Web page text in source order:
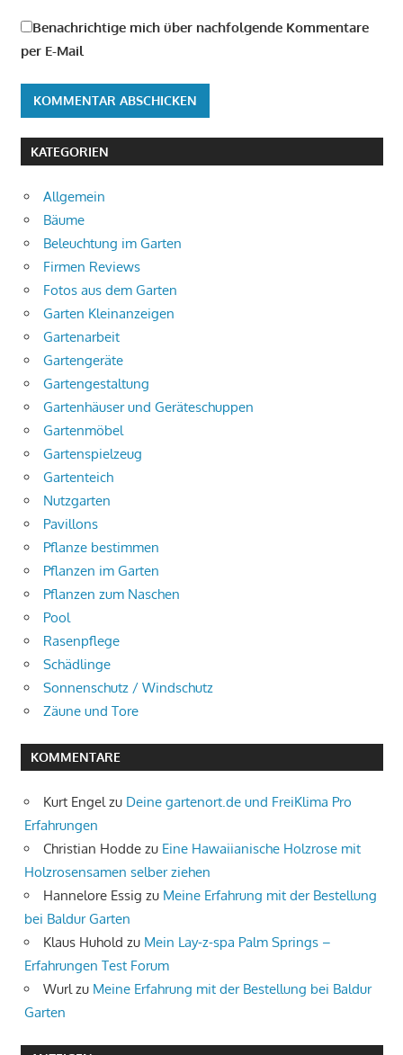
Benachrichtige mich über nachfolgende Kommentare
per E-Mail
KATEGORIEN
Allgemein
Bäume
Beleuchtung im Garten
Firmen Reviews
Fotos aus dem Garten
Garten Kleinanzeigen
Gartenarbeit
Gartengeräte
Gartengestaltung
Gartenhäuser und Geräteschuppen
Gartenmöbel
Gartenspielzeug
Gartenteich
Nutzgarten
Pavillons
Pflanze bestimmen
Pflanzen im Garten
Pflanzen zum Naschen
Pool
Rasenpflege
Schädlinge
Sonnenschutz / Windschutz
Zäune und Tore
KOMMENTARE
Kurt Engelzu Deine gartenort.de und FreiKlima Pro
Erfahrungen
Christian Hodde zu Eine Hawaiianische Holzrose mit
Holzrosensamen selber ziehen
Hannelore Essig zu Meine Erfahrung mit der Bestellung
bei Baldur Garten
Klaus Huhold zu Mein Lay-z-spa Palm Springs –
Erfahrungen Test Forum
Wurlzu Meine Erfahrung mit der Bestellung bei Baldur
Garten